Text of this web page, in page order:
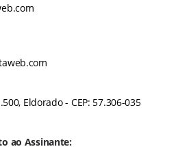
Eldorado - CEP: 57.306-035
ao Assinante: